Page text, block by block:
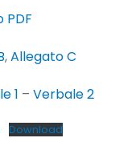
,Allegato C
1 – Verbale 2
Download